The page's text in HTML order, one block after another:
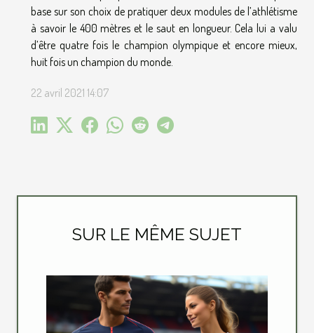
SUR LE MÊME SUJET
base sur son choix de pratiquer deux modules de l’athlétisme
à savoir le 400 mètres et le saut en longueur. Cela lui a valu
d’être quatre fois le champion olympique et encore mieux,
huit fois un champion du monde.
22 avril 2021 14:07